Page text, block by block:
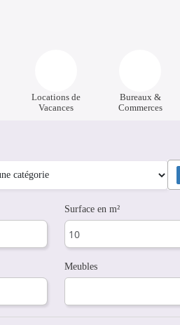
Locations de
Vacances
Bureaux &
Commerces
Surface en m²
Meubles